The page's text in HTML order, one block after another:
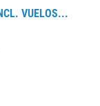
VUELOS...